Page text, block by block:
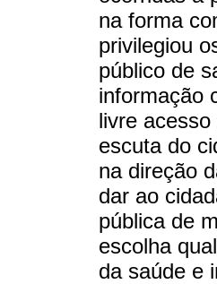
na forma
privilegiou
público de
informação
livre
escuta do
na direção
dar ao
pública de
escolha
da saúde e